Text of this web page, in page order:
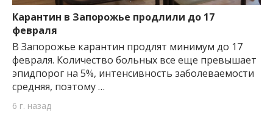
Карантин в Запорожье продлили до 17
февраля
В Запорожье карантин продлят минимум до 17
февраля. Количество больных все еще превышает
эпидпорог на 5%, интенсивность заболеваемости
средняя, поэтому …
6 г. назад